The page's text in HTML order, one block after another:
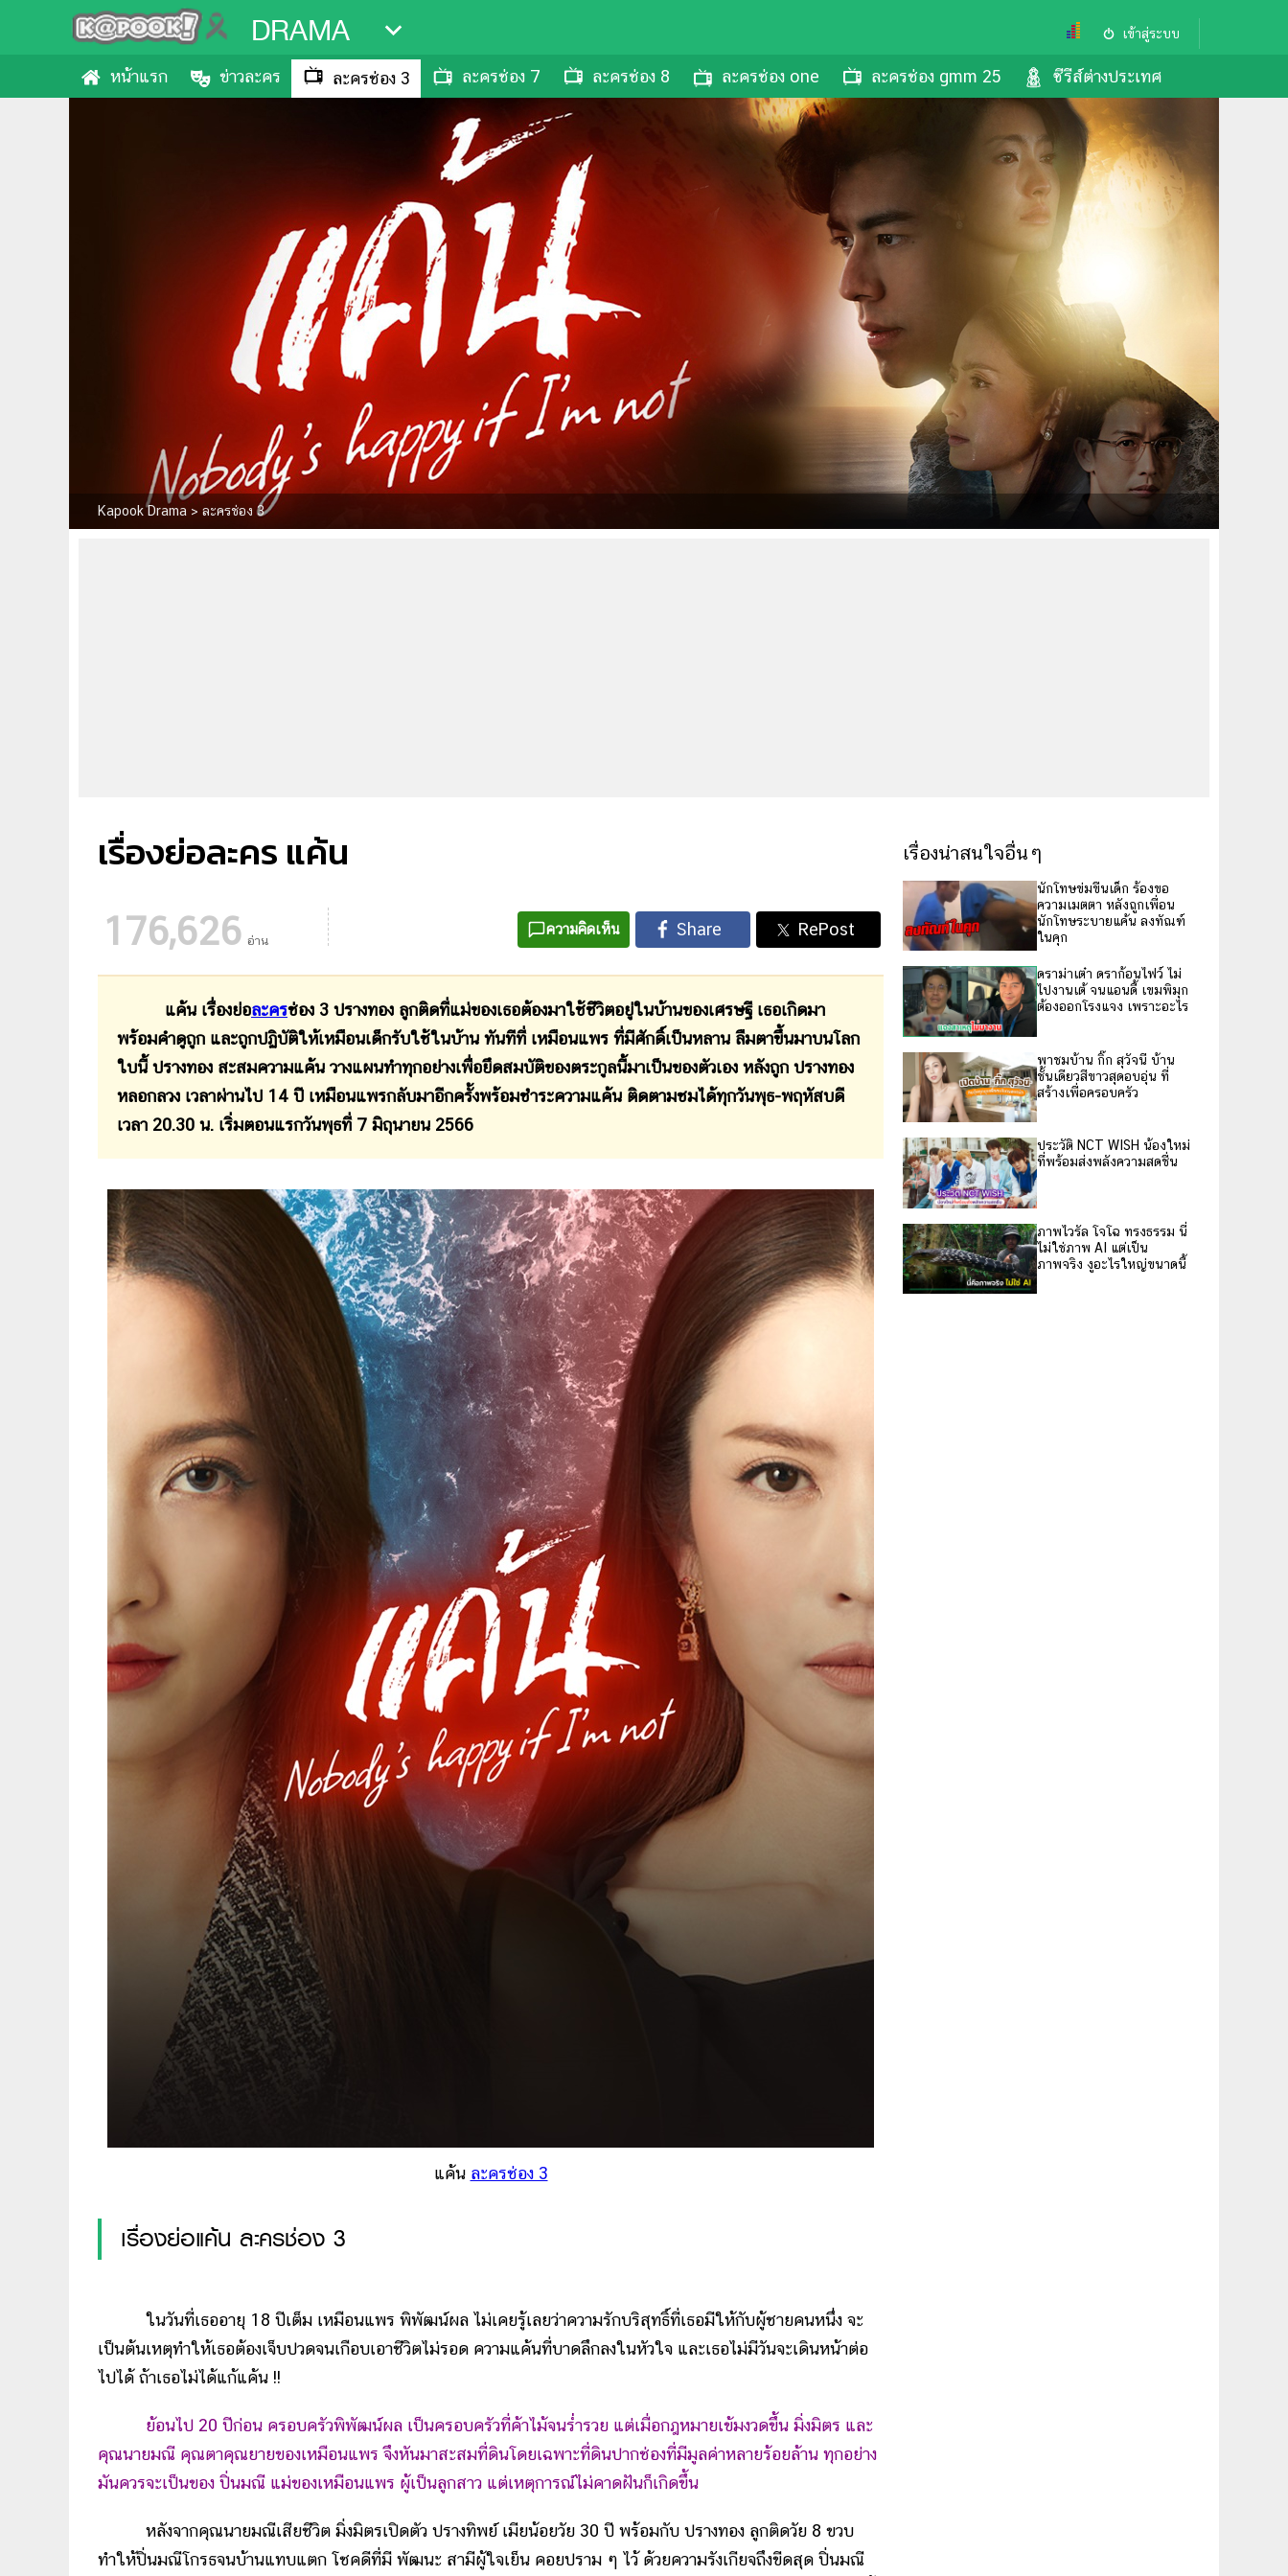
DRAMA เข้าสู่ระบบ
หน้าแรก ข่าวละคร ละครช่อง 3 ละครช่อง 7 ละครช่อง 8 ละครช่อง one ละครช่อง gmm 25 ซีรีส์ต่างประเทศ
Kapook Drama > ละครช่อง 3
เรื่องย่อละคร แค้น
176,626 อ่าน
ความคิดเห็น
แค้น เรื่องย่อละครช่อง 3 ปรางทอง ลูกติดที่แม่ของเธอต้องมาใช้ชีวิตอยู่ในบ้านของเศรษฐี เธอเกิดมา
พร้อมคำดูถูก และถูกปฏิบัติให้เหมือนเด็กรับใช้ในบ้าน ทันทีที่ เหมือนแพร ที่มีศักดิ์เป็นหลาน ลืมตาขึ้นมาบนโลก
ใบนี้ ปรางทอง สะสมความแค้น วางแผนทำทุกอย่างเพื่อยึดสมบัติของตระกูลนี้มาเป็นของตัวเอง หลังถูก ปรางทอง
หลอกลวง เวลาผ่านไป 14 ปี เหมือนแพรกลับมาอีกครั้งพร้อมชำระความแค้น ติดตามชมได้ทุกวันพุธ-พฤหัสบดี
เวลา 20.30 น. เริ่มตอนแรกวันพุธที่ 7 มิถุนายน 2566
แค้น ละครช่อง 3
เรื่องย่อแค้น ละครช่อง 3
ในวันที่เธออายุ 18 ปีเต็ม เหมือนแพร พิพัฒน์ผล ไม่เคยรู้เลยว่าความรักบริสุทธิ์ที่เธอมีให้กับผู้ชายคนหนึ่ง จะ
เป็นต้นเหตุทำให้เธอต้องเจ็บปวดจนเกือบเอาชีวิตไม่รอด ความแค้นที่บาดลึกลงในหัวใจ และเธอไม่มีวันจะเดินหน้าต่อ
ไปได้ ถ้าเธอไม่ได้แก้แค้น !!
ย้อนไป 20 ปีก่อน ครอบครัวพิพัฒน์ผล เป็นครอบครัวที่ค้าไม้จนร่ำรวย แต่เมื่อกฎหมายเข้มงวดขึ้น มิ่งมิตร และ
คุณนายมณี คุณตาคุณยายของเหมือนแพร จึงหันมาสะสมที่ดินโดยเฉพาะที่ดินปากช่องที่มีมูลค่าหลายร้อยล้าน ทุกอย่าง
มันควรจะเป็นของ ปิ่นมณี แม่ของเหมือนแพร ผู้เป็นลูกสาว แต่เหตุการณ์ไม่คาดฝันก็เกิดขึ้น
หลังจากคุณนายมณีเสียชีวิต มิ่งมิตรเปิดตัว ปรางทิพย์ เมียน้อยวัย 30 ปี พร้อมกับ ปรางทอง ลูกติดวัย 8 ขวบ
ทำให้ปิ่นมณีโกรธจนบ้านแทบแตก โชคดีที่มี พัฒนะ สามีผู้ใจเย็น คอยปราม ๆ ไว้ ด้วยความรังเกียจถึงขีดสุด ปิ่นมณี
เรื่องน่าสนใจอื่นๆ
นักโทษข่มขืนเด็ก ร้องขอ
ความเมตตา หลังถูกเพื่อน
นักโทษระบายแค้น ลงทัณฑ์
ในคุก
ดราม่าเต๋า ดราก้อนไฟว์ ไม่
ไปงานเต้ จนแอนดี้ เขมพิมุก
ต้องออกโรงแจง เพราะอะไร
พาชมบ้าน กิ๊ก สุวัจนี บ้าน
ชั้นเดียวสีขาวสุดอบอุ่น ที่
สร้างเพื่อครอบครัว
ประวัติ NCT WISH น้องใหม่
ที่พร้อมส่งพลังความสดชื่น
ภาพไวรัล โจโฉ ทรงธรรม นี่
ไม่ใช่ภาพ AI แต่เป็น
ภาพจริง งูอะไรใหญ่ขนาดนี้